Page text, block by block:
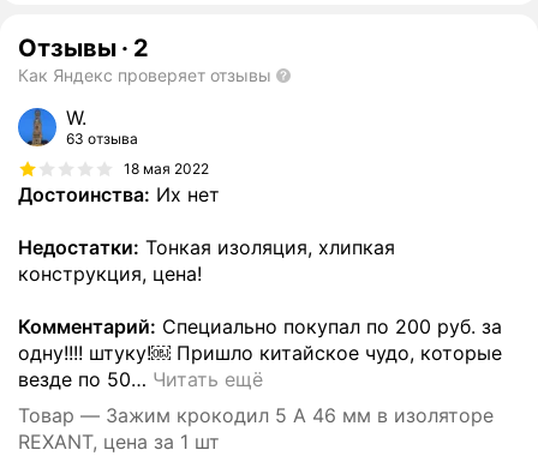
Отзывы · 2
Как Яндекс проверяет отзывы
W.
63 отзыва
18 мая 2022
Достоинства: Их нет
Недостатки: Тонкая изоляция, хлипкая
конструкция, цена!
Комментарий: Специально покупал по 200 руб. за
одну!!!! штуку!￼ Пришло китайское чудо, которые
везде по 50… Читать ещё
Товар — Зажим крокодил 5 А 46 мм в изоляторе
REXANT, цена за 1 шт